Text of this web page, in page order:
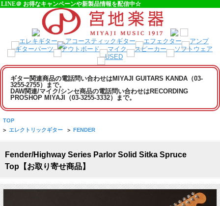
LINE＠ お得なキャンペーンや新製品情報を配信中☆
ギター関連商品の電話問い合わせはMIYAJI GUITARS KANDA（03-
3255-2755）まで。
DAW関連/マイク/シンセ商品の電話問い合わせはRECORDING
PROSHOP MIYAJI（03-3255-3332）まで。
TOP
> エレクトリックギター > FENDER
Fender/Highway Series Parlor Solid Sitka Spruce
Top【お取り寄せ商品】